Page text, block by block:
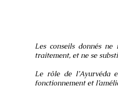
Les conseils donnés
traitement, et ne se
Le rôle de l’Ayurvéda
fonctionnement et